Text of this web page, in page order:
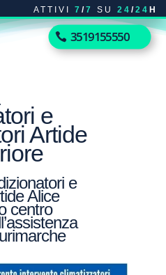
ATTIVI 7 /7 SU 24 /24 H
3519155550
e
Artide
e
Alice
centro